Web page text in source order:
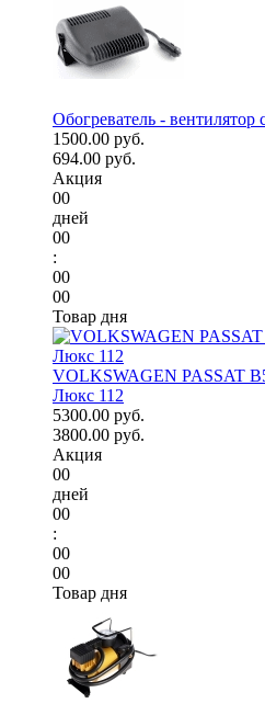
Обогреватель - вентилятор
1500.00 руб.
694.00 руб.
Акция
00
дней
00
:
00
00
Товар дня
VOLKSWAGEN PASSAT
Люкс 112
5300.00 руб.
3800.00 руб.
Акция
00
дней
00
:
00
00
Товар дня